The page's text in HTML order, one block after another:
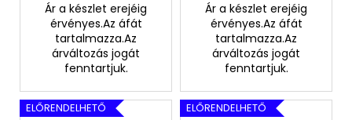
Ár a készlet erejéig
érvényes.Az áfát
tartalmazza.Az
árváltozás jogát
fenntartjuk.
Ár a készlet erejéig
érvényes.Az áfát
tartalmazza.Az
árváltozás jogát
fenntartjuk.
ELŐRENDELHETŐ ELŐRENDELHETŐ